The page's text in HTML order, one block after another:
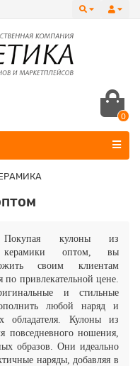
0
Покупая кулоны из
керамики оптом, вы
своим клиентам
по привлекательной цене.
и стильные
любой наряд и
обладателя. Кулоны из
повседневного ношения,
образов. Они идеально
наряды, добавляя в